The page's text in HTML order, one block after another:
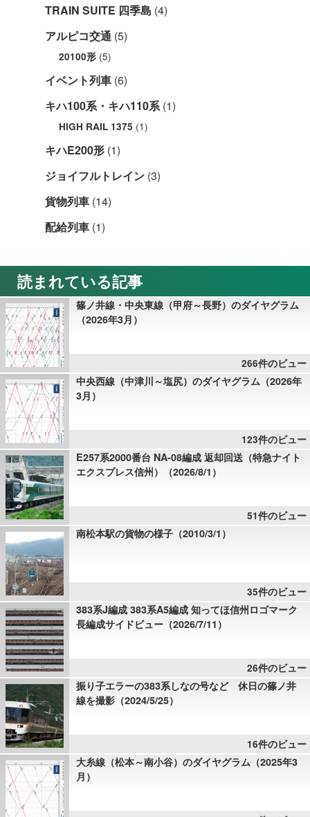
TRAIN SUITE 四季島 (4)
アルピコ交通 (5)
20100形 (5)
イベント列車 (6)
キハ100系・キハ110系(1)
HIGH RAIL 1375 (1)
キハE200形 (1)
ジョイフルトレイン (3)
貨物列車 (14)
配給列車 (1)
読まれている記事
篠ノ井線・中央東線（甲府～長野）のダイヤグラム
（2026年3月）
266件のビュー
中央西線（中津川～塩尻）のダイヤグラム（2026年
3月）
123件のビュー
E257系2000番台 NA-08編成 返却回送（特急ナイト
エクスプレス信州）（2026/8/1）
51件のビュー
南松本駅の貨物の様子（2010/3/1）
35件のビュー
383系J編成 383系A5編成 知ってほ信州ロゴマーク
長編成サイドビュー（2026/7/11）
26件のビュー
振り子エラーの383系しなの号など 休日の篠ノ井
線を撮影（2024/5/25）
16件のビュー
大糸線（松本～南小谷）のダイヤグラム（2025年3
月）